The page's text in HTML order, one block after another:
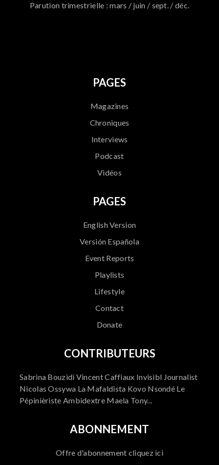
Parution trimestrielle : mars / juin / sept. / déc.
PAGES
Magazines
Chroniques
Interviews
Podcast
Vidéos
PAGES
English Version
Versión Española
Event Reports
Playlists
Lifestyle
Contact
Donate
CONTRIBUTEURS
Sabrina Bouzidi Vincent Caffiaux Invisibl Journalist
Nicolas Ossywa La Mafaldista Kovo Nsondé Le
Pépinièriste Ambidextre Maela Tony...
ABONNEMENT
Offre d'abonnement cliquez ici